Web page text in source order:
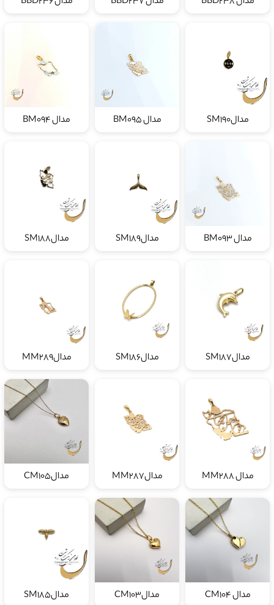
مدالSM190 مدال BM095 مدال BM094
مدال BM093 مدالSM189 مدالSM188
مدالSM187 مدالSM186 مدالMM289
مدال MM288 مدالMM287 مدالCM105
مدال CM104 مدالCM103 مدالSM185